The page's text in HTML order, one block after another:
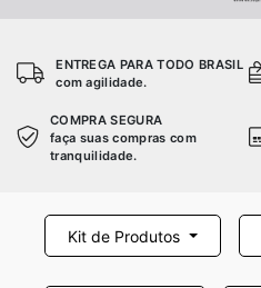
ENTREGA PARA TODO BRASIL
com agilidade.
COMPRA SEGURA
faça suas compras com
tranquilidade.
Kit de Produtos